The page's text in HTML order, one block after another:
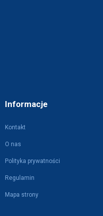
Informacje
Kontakt
O nas
Polityka prywatności
Regulamin
Mapa strony